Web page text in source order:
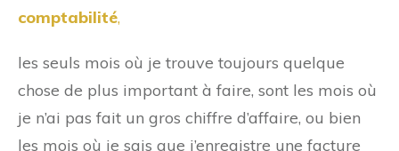
comptabilité,
les seuls mois où je trouve toujours quelque
chose de plus important à faire, sont les mois où
je n’ai pas fait un gros chiffre d’affaire, ou bien
les mois où je sais que j’enregistre une facture